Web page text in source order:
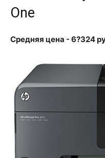
One
Средняя цена - 6?324